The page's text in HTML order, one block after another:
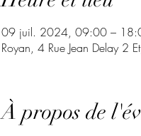
09 juil. 2024, 09:00 –
Royan, 4 Rue Jean Delay 2
À propos de